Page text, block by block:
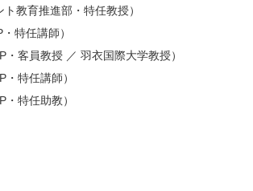
教育推進部・特任教授）
特任講師）
・客員教授 ／ 羽衣国際大学教授）
特任講師）
特任助教）